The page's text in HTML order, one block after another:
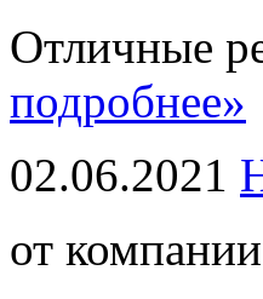
Отличные
подробнее»
02.06.2021
от